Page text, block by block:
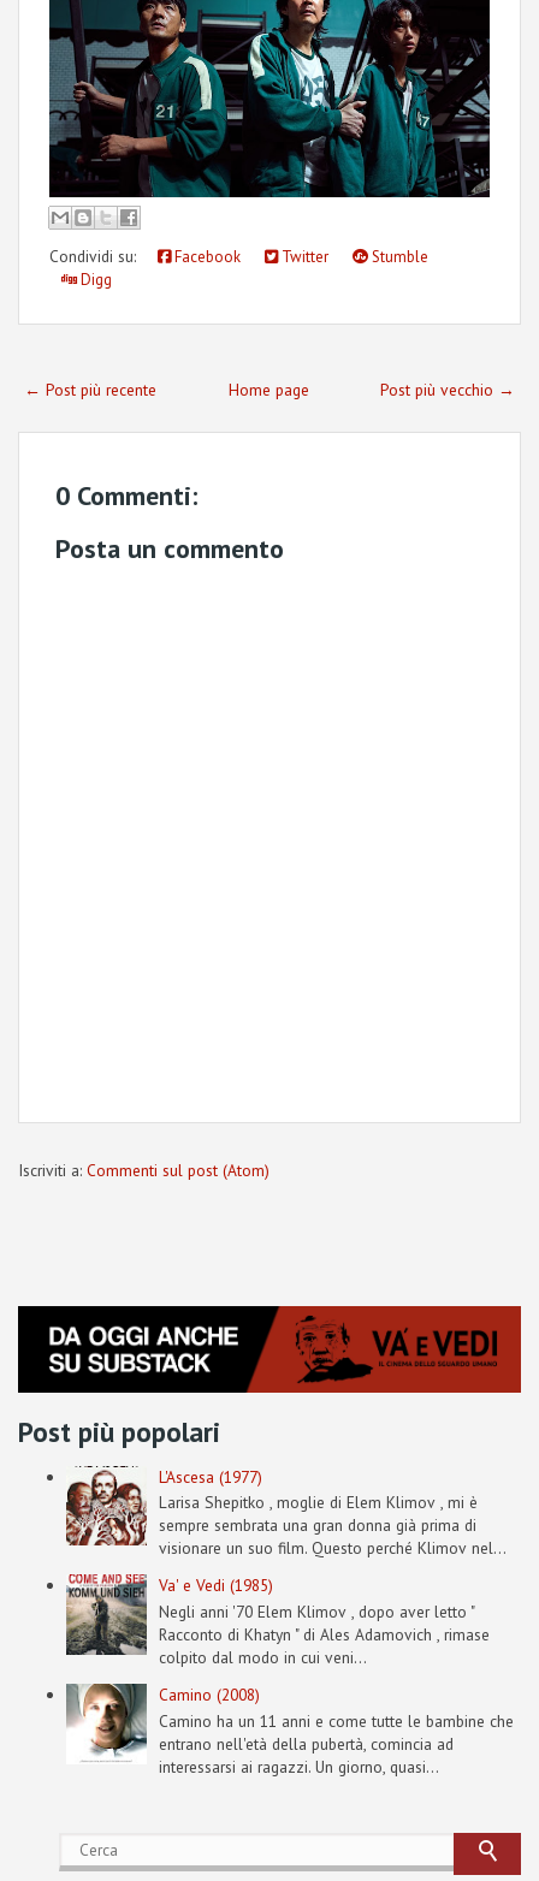
Condividi su: Facebook Twitter
Stumble
Digg
← Post più recente Post più vecchio →
Home page
0 Commenti:
Posta un commento
Iscriviti a: Commenti sul post (Atom)
Post più popolari
L'Ascesa (1977)
Larisa Shepitko , moglie di Elem Klimov , mi è
sempre sembrata una gran donna già prima di
visionare un suo film. Questo perché Klimov nel...
Va' e Vedi (1985)
Negli anni '70 Elem Klimov , dopo aver letto "
Racconto di Khatyn " di Ales Adamovich , rimase
colpito dal modo in cui veni...
Camino (2008)
Camino ha un 11 anni e come tutte le bambine che
entrano nell'età della pubertà, comincia ad
interessarsi ai ragazzi. Un giorno, quasi...